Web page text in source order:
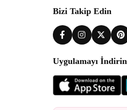
Bizi Takip Edin
Uygulamayı İndirin